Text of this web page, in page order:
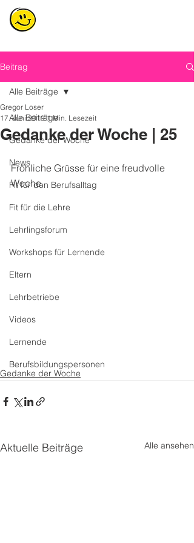
Beitrag
Alle Beiträge
Gedanke der Woche
News
Fit für den Berufsalltag
Fit für die Lehre
Lehrlingsforum
Workshops für Lernende
Eltern
Lehrbetriebe
Videos
Lernende
Berufsbildungspersonen
Alle Beiträge
Gedanke der Woche | 25
Gregor Loser
17. Juni 2019 1 Min. Lesezeit
Fröhliche Grüsse für eine freudvolle
Woche.
Gedanke der Woche
Aktuelle Beiträge Alle ansehen